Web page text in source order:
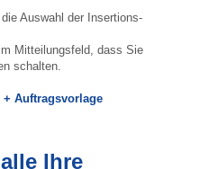
Auswahl der Insertions-
Mitteilungsfeld, dass Sie
schalten.
Auftragsvorlage
Ihre